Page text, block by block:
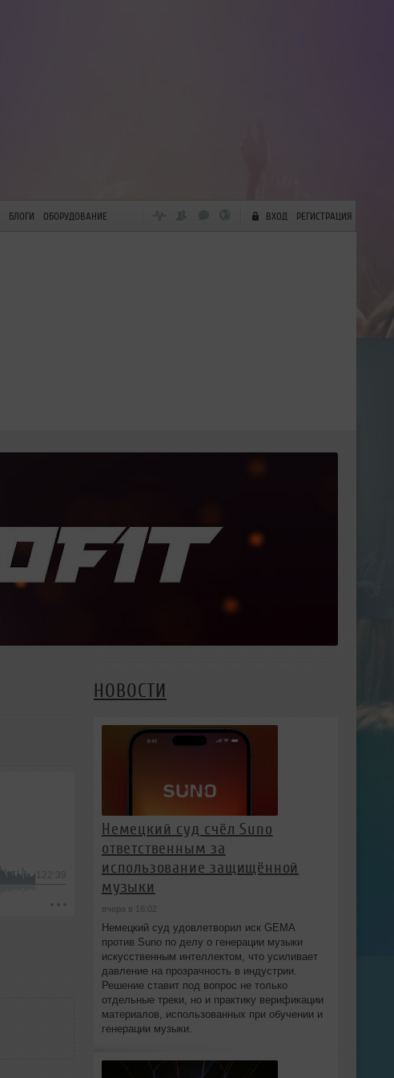
БЛОГИ ОБОРУДОВАНИЕ ВХОД РЕГИСТРАЦИЯ
-122:39
НОВОСТИ
Немецкий суд счёл Suno
ответственным за
использование защищённой
музыки
вчера в 16:02
Немецкий суд удовлетворил иск GEMA
против Suno по делу о генерации музыки
искусственным интеллектом, что усиливает
давление на прозрачность в индустрии.
Решение ставит под вопрос не только
отдельные треки, но и практику верификации
материалов, использованных при обучении и
генерации музыки.